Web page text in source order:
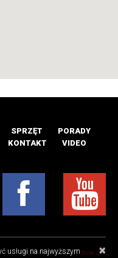
SPRZĘT
PORADY
KONTAKT VIDEO
Projekt i realizacja:Show Off
×
usługi na najwyższym